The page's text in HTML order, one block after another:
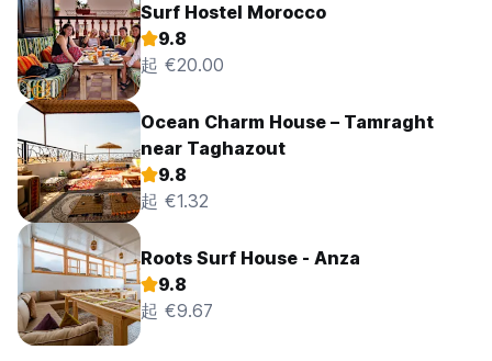
Surf Hostel Morocco
9.8
起 €20.00
Ocean Charm House – Tamraght
near Taghazout
9.8
起 €1.32
Roots Surf House - Anza
9.8
起 €9.67